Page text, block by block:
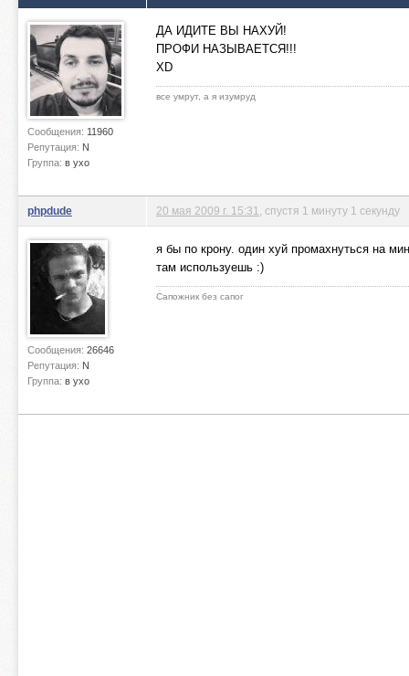
Сообщения: 11960
Репутация: N
Группа: в ухо
ДА ИДИТЕ ВЫ НАХУЙ!
ПРОФИ НАЗЫВАЕТСЯ!!!
XD
все умрут, а я изумруд
phpdude
Сообщения: 26646
Репутация: N
Группа: в ухо
20 мая 2009 г. 15:31 , спустя 1 минуту 1 секунду
я бы по крону. один хуй промахнуться на
там используешь :)
Сапожник без сапог